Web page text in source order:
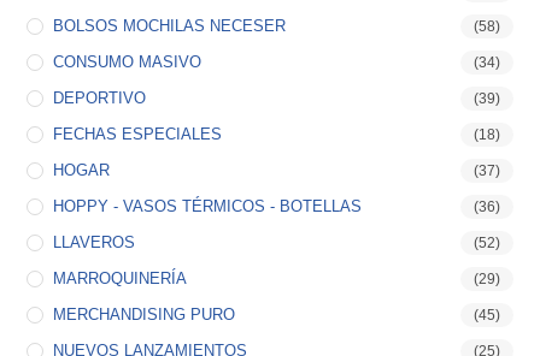
BOLSOS MOCHILAS NECESER (58)
CONSUMO MASIVO (34)
DEPORTIVO (39)
FECHAS ESPECIALES (18)
HOGAR (37)
HOPPY - VASOS TÉRMICOS - BOTELLAS (36)
LLAVEROS (52)
MARROQUINERÍA (29)
MERCHANDISING PURO (45)
NUEVOS LANZAMIENTOS (25)